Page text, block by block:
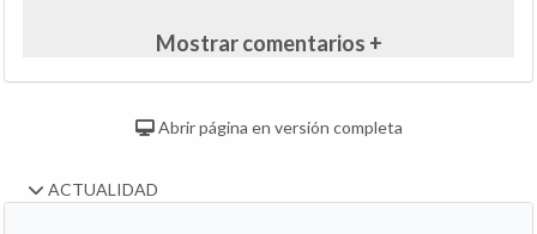
Mostrar comentarios +
Abrir página en versión completa
ACTUALIDAD